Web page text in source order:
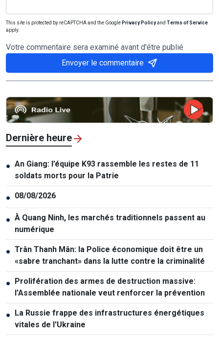
This site is protected by reCAPTCHA and the Google Privacy Policyand Terms of Service
apply.
Votre commentaire sera examiné avant d'être publié
Envoyer le commentaire
Dernière heure
● An Giang: l’équipe K93 rassemble les restes de 11
soldats morts pour la Patrie
● 08/08/2026
● À Quang Ninh, les marchés traditionnels passent au
numérique
● Trân Thanh Mân: la Police économique doit être un
«sabre tranchant» dans la lutte contre la criminalité
● Prolifération des armes de destruction massive:
l’Assemblée nationale veut renforcer la prévention
● La Russie frappe des infrastructures énergétiques
vitales de l'Ukraine